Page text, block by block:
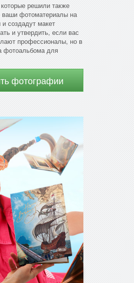
решили также
ваши фотоматериалы на
создадут макет
и утвердить, если вас
профессионалы, но в
фотоальбома для
фотографии